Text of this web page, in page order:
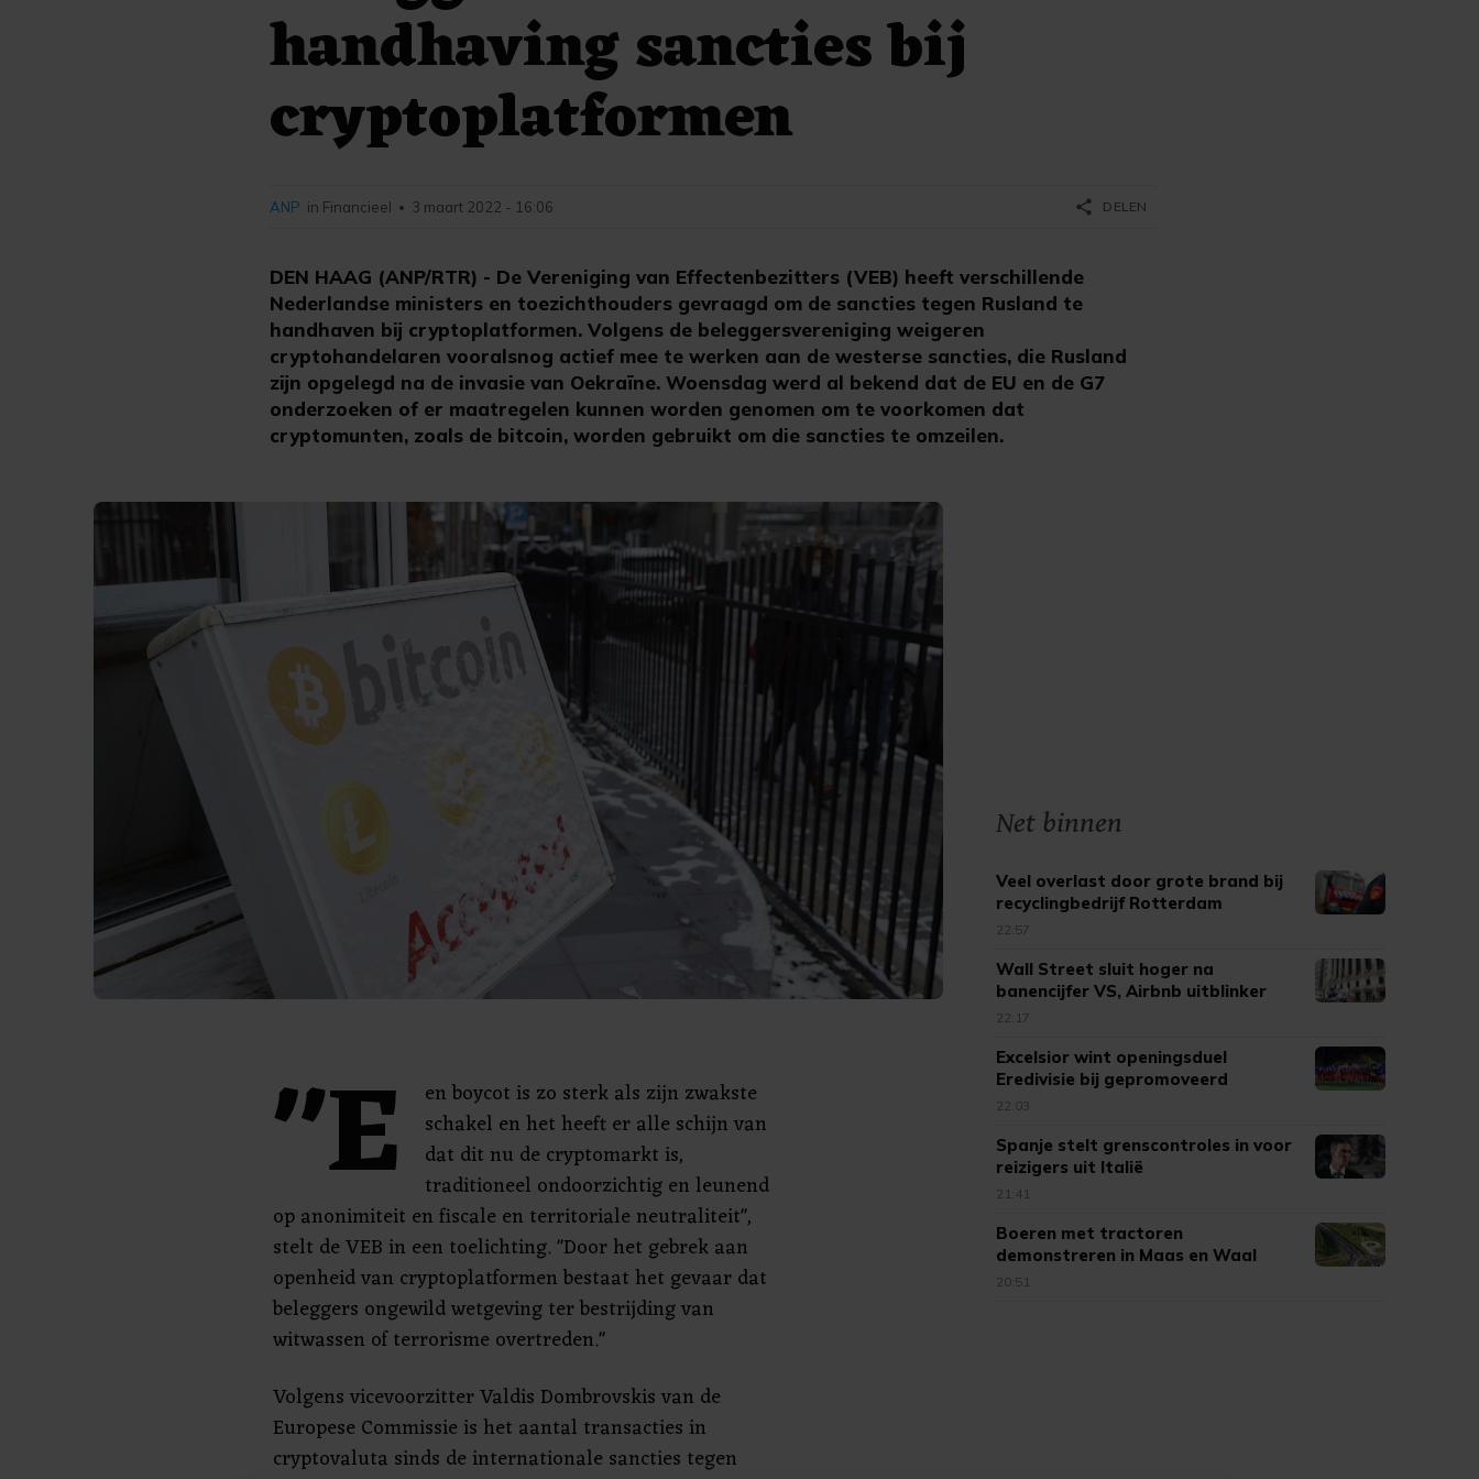
handhaving sancties bij
cryptoplatformen
DEN HAAG (ANP/RTR) - De Vereniging van Effectenbezitters (VEB) heeft verschillende
Nederlandse ministers en toezichthouders gevraagd om de sancties tegen Rusland te
handhaven bij cryptoplatformen. Volgens de beleggersvereniging weigeren
cryptohandelaren vooralsnog actief mee te werken aan de westerse sancties, die Rusland
zijn opgelegd na de invasie van Oekraïne. Woensdag werd al bekend dat de EU en de G7
onderzoeken of er maatregelen kunnen worden genomen om te voorkomen dat
cryptomunten, zoals de bitcoin, worden gebruikt om die sancties te omzeilen.
ANP in Financieel • 3 maart 2022 - 16:06 share DELEN
"E
en boycot is zo sterk als zijn zwakste
schakel en het heeft er alle schijn van
dat dit nu de cryptomarkt is,
traditioneel ondoorzichtig en leunend
op anonimiteit en fiscale en territoriale neutraliteit",
stelt de VEB in een toelichting. "Door het gebrek aan
openheid van cryptoplatformen bestaat het gevaar dat
beleggers ongewild wetgeving ter bestrijding van
witwassen of terrorisme overtreden."
Volgens vicevoorzitter Valdis Dombrovskis van de
Europese Commissie is het aantal transacties in
cryptovaluta sinds de internationale sancties tegen
Net binnen
Veel overlast door grote brand bij
recyclingbedrijf Rotterdam
22:57
Wall Street sluit hoger na
banencijfer VS, Airbnb uitblinker
22:17
Excelsior wint openingsduel
Eredivisie bij gepromoveerd
Cambuur
22:03
Spanje stelt grenscontroles in voor
reizigers uit Italië
21:41
Boeren met tractoren
demonstreren in Maas en Waal
20:51